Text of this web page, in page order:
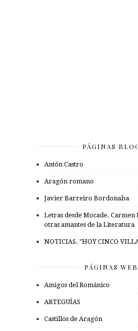
PÁGINAS
Antón Castro
Aragón romano
Javier Barreiro Bordonaba
Letras desde Mocade. Carmen
otras amantes de la Literatura
NOTICIAS. "HOY CINCO
PÁGINAS WEB
Amigos del Románico
ARTEGUÍAS
Castillos de Aragón